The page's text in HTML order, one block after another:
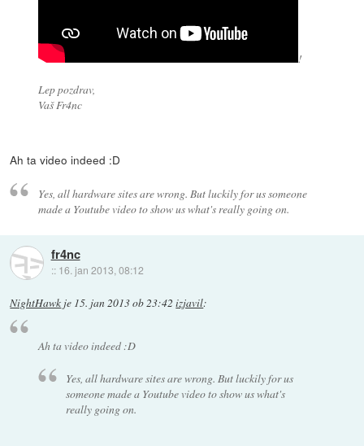
!
Lep pozdrav,
Vaš Fr4nc
Ah ta video indeed :D
Yes, all hardware sites are wrong. But luckily for us someone
made a Youtube video to show us what's really going on.
fr4nc
:: 16. jan 2013, 08:12
NightHawk je 15. jan 2013 ob 23:42 izjavil:
Ah ta video indeed :D
Yes, all hardware sites are wrong. But luckily for us
someone made a Youtube video to show us what's
really going on.